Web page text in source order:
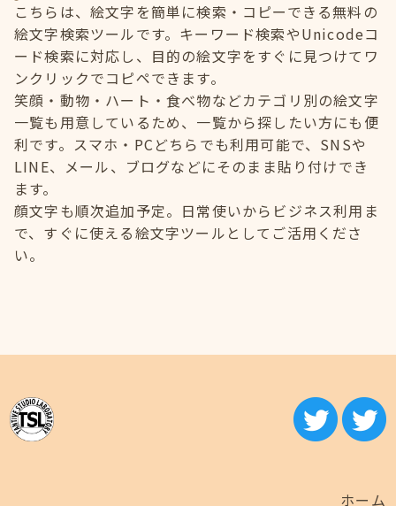
こちらは、絵文字を簡単に検索・コピーできる無料の
絵文字検索ツールです。キーワード検索やUnicodeコ
ード検索に対応し、目的の絵文字をすぐに見つけてワ
ンクリックでコピペできます。
笑顔・動物・ハート・食べ物などカテゴリ別の絵文字
一覧も用意しているため、一覧から探したい方にも便
利です。スマホ・PCどちらでも利用可能で、SNSや
LINE、メール、ブログなどにそのまま貼り付けでき
ます。
顔文字も順次追加予定。日常使いからビジネス利用ま
で、すぐに使える絵文字ツールとしてご活用くださ
い。
ホーム